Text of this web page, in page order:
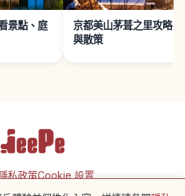
景點、庭
京都美山茅葺之里攻略
與散策
私政策Cookie 設置